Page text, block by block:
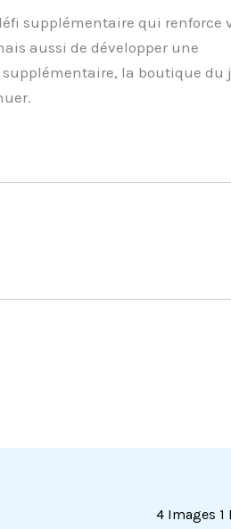
supplémentaire qui renforce
aussi de développer une
la boutique du
4 Images 1